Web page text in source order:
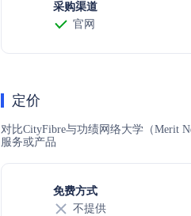
采购渠道
官网
定价
对比CityFibre与功绩网络大学（Merit
服务或产品
免费方式
不提供